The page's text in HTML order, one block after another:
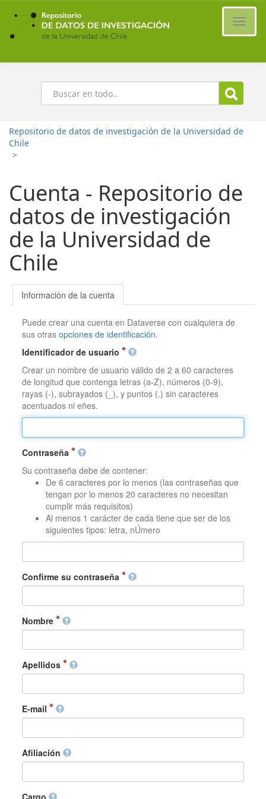
Ir
contenido
principal
Buscar
Repositorio de datos de investigación de la Universidad de
Chile
>
Cuenta - Repositorio de
datos de investigación
de la Universidad de
Chile
Información de la cuenta
Puede crear una cuenta en Dataverse con cualquiera de
sus otrasopciones de identificación.
Identificador de usuario
Crear un nombre de usuario válido de 2 a 60 caracteres
de longitud que contenga letras (a-Z), números (0-9),
rayas (-), subrayados (_), y puntos (.) sin caracteres
acentuados ni eñes.
Contraseña
Su contraseña debe de contener:
De 6 caracteres por lo menos (las contraseñas que
tengan por lo menos 20 caracteres no necesitan
cumplir más requisitos)
Al menos 1 carácter de cada tiene que ser de los
siguientes tipos: letra, nÚmero
Confirme su contraseña
Nombre
Apellidos
E-mail
Afiliación
Cargo